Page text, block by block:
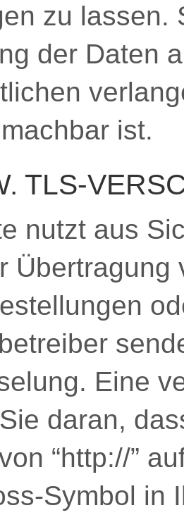
zu lassen.
der Daten
ist.
TLS-
nutzt aus
Eine
daran,
“http://”
Symbol in